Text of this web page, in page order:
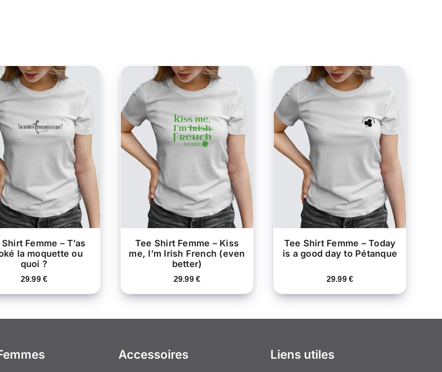
DES OPTIONS
CE
PRODUIT
A
PLUSIEURS
VARIATIONS.
LES
OPTIONS
PEUVENT
ÊTRE
CHOISIES
LA
PAGE
DU
Femme – T’as
la moquette ou
quoi ?
29.99€
CHOIX DES OPTIONS
CE
PRODUIT
A
PLUSIEURS
VARIATIONS.
LES
OPTIONS
PEUVENT
ÊTRE
CHOISIES
LA
PAGE
DU
/
Tee Shirt Femme – Kiss
me, I’m Irish French (even
better)
29.99€
CHOIX DES OPTIONS
CE
PRODUIT
A
PLUSIEURS
VARIATIONS.
LES
OPTIONS
PEUVENT
ÊTRE
CHOISIES
LA
PAGE
DU
Tee Shirt Femme – Today
is a good day to Pétanque
29.99€
Accessoires Liens utiles